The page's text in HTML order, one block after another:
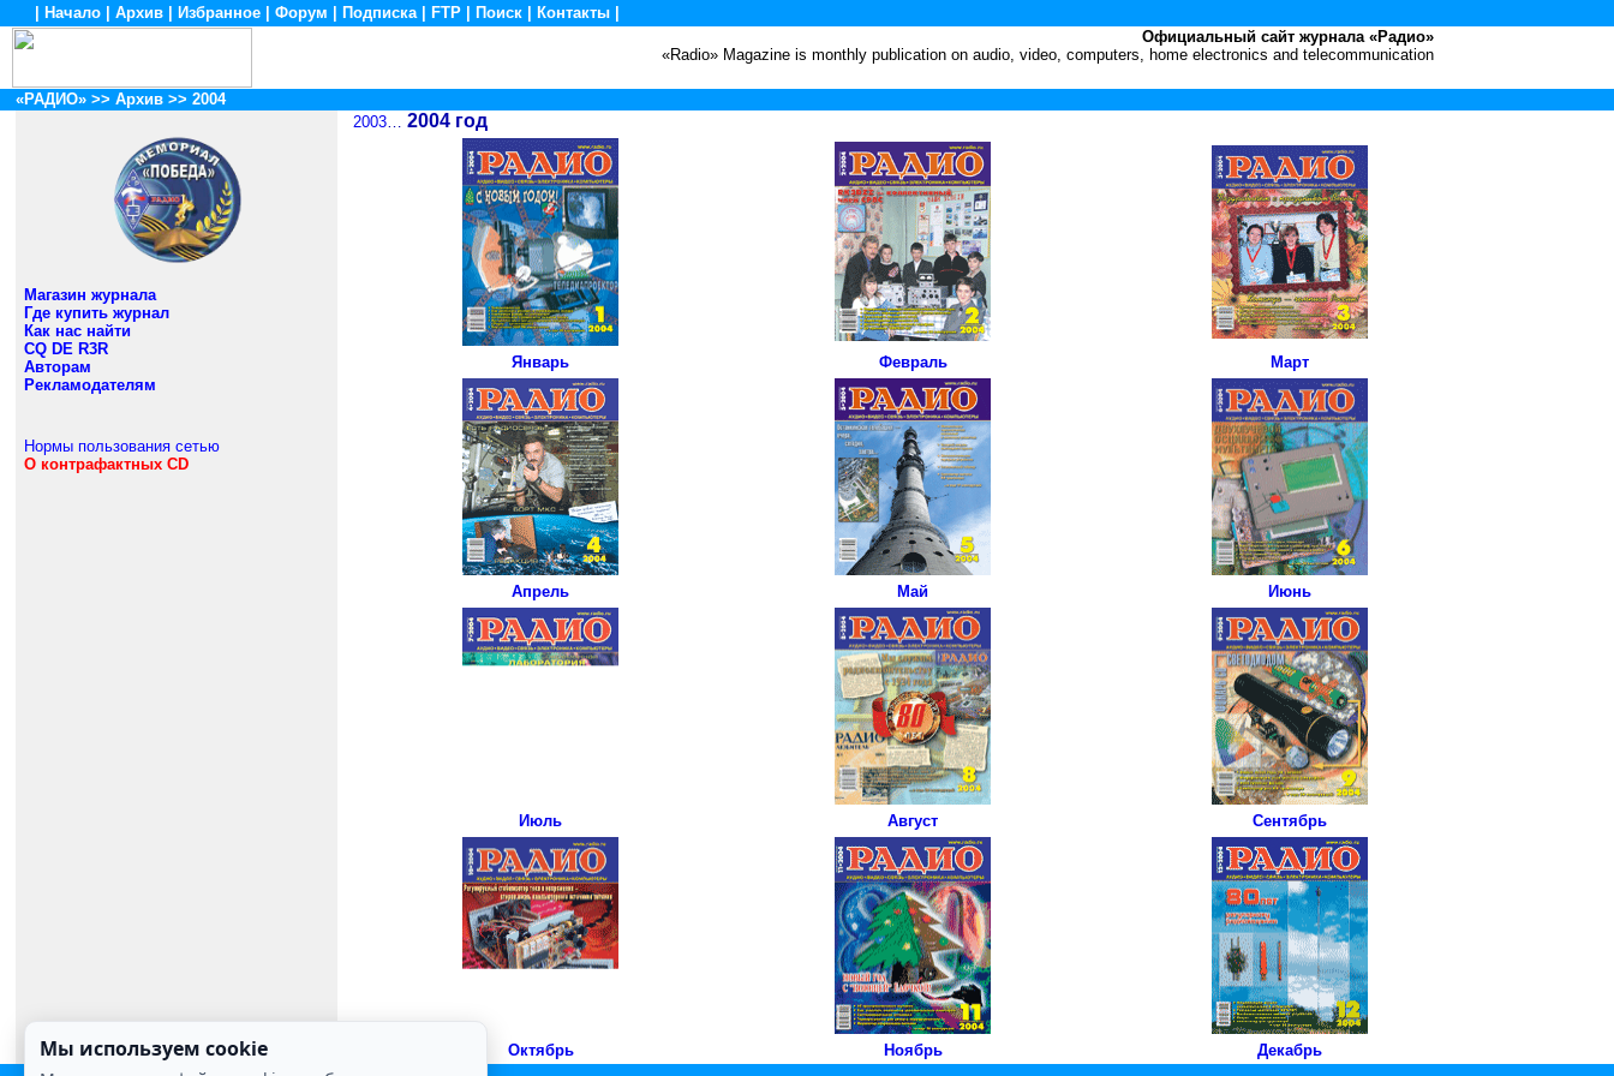
Мы используем cookie
Начало Архив Избранное Форум Подписка| FTP Поиск Контакты
Официальный сайт журнала «Радио»
«Radio» Magazine is monthly publication on audio, video, computers, home electronics and telecommunication
«РАДИО» >> Архив >> 2004
Магазин журнала
Где купить журнал
Как нас найти
CQ DE R3R
Авторам
Рекламодателям
Нормы пользования сетью
О контрафактных CD
2003… 2004 год
Январь Февраль Март
Апрель Май Июнь
Июль Август Сентябрь
Октябрь Ноябрь Декабрь